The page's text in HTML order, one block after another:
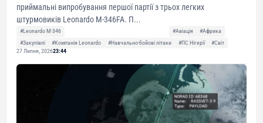
приймальні випробування першої партії з трьох легких
штурмовиків Leonardo M-346FA. П...
#Leonardo M-346 #Авіація
#Африка
#Закупівлі
#Компанія Leonardo #Навчально-бойові літаки #ПС Нігерії
#Світ
27 Липня, 202623:44